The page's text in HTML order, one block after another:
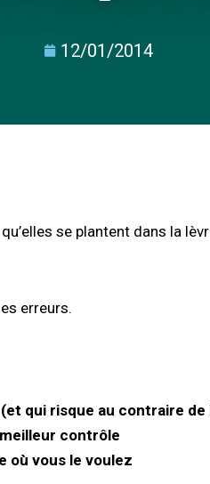
12/01/2014
se plantent dans la
erreurs.
qui risque au contraire
contrôle
où vous le voulez